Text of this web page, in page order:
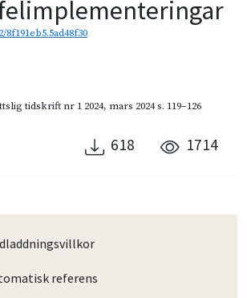
tidskrift nr 1 2024, mars 2024s. 119–126
618 1714
referens